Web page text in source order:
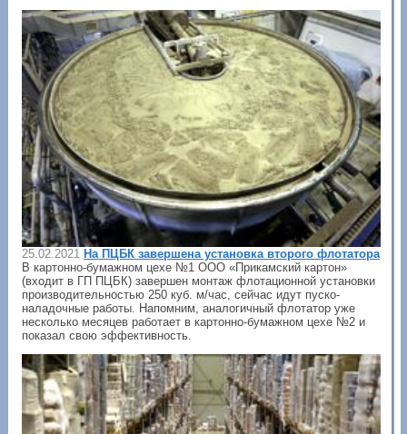
25.02.2021 На ПЦБК завершена установка второго флотатора
В картонно-бумажном цехе №1 ООО «Прикамский картон»
(входит в ГП ПЦБК) завершен монтаж флотационной установки
производительностью 250 куб. м/час, сейчас идут пуско-
наладочные работы. Напомним, аналогичный флотатор уже
несколько месяцев работает в картонно-бумажном цехе №2 и
показал свою эффективность.